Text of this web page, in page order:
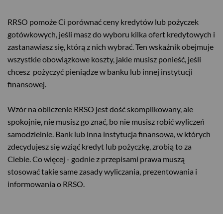
RRSO pomoże Ci porównać ceny kredytów lub pożyczek
gotówkowych, jeśli masz do wyboru kilka ofert kredytowych i
zastanawiasz się, którą z nich wybrać. Ten wskaźnik obejmuje
wszystkie obowiązkowe koszty, jakie musisz ponieść, jeśli
chcesz pożyczyć pieniądze w banku lub innej instytucji
finansowej.
Wzór na obliczenie RRSO jest dość skomplikowany, ale
spokojnie, nie musisz go znać, bo nie musisz robić wyliczeń
samodzielnie. Bank lub inna instytucja finansowa, w których
zdecydujesz się wziąć kredyt lub pożyczkę, zrobią to za
Ciebie. Co więcej - godnie z przepisami prawa muszą
stosować takie same zasady wyliczania, prezentowania i
informowania o RRSO.